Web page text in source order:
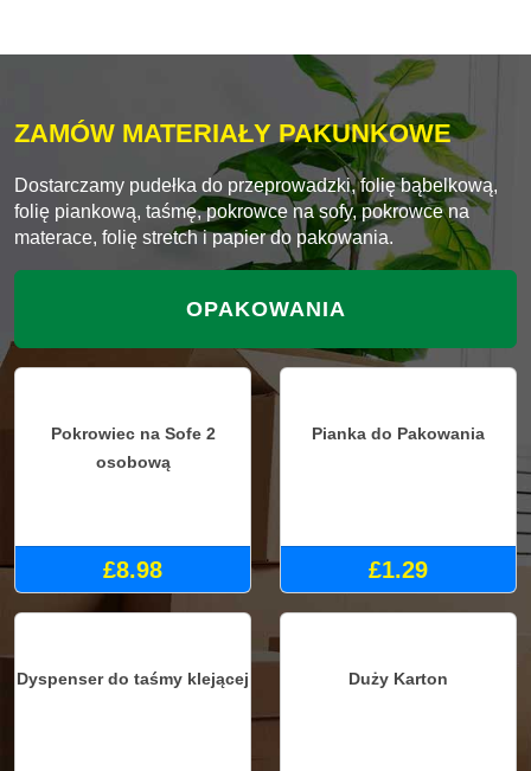
ZAMÓW MATERIAŁY PAKUNKOWE
Dostarczamy pudełka do przeprowadzki, folię bąbelkową,
folię piankową, taśmę, pokrowce na sofy, pokrowce na
materace, folię stretch i papier do pakowania.
Pokrowiec na Sofe 2
£8.98 £1.29